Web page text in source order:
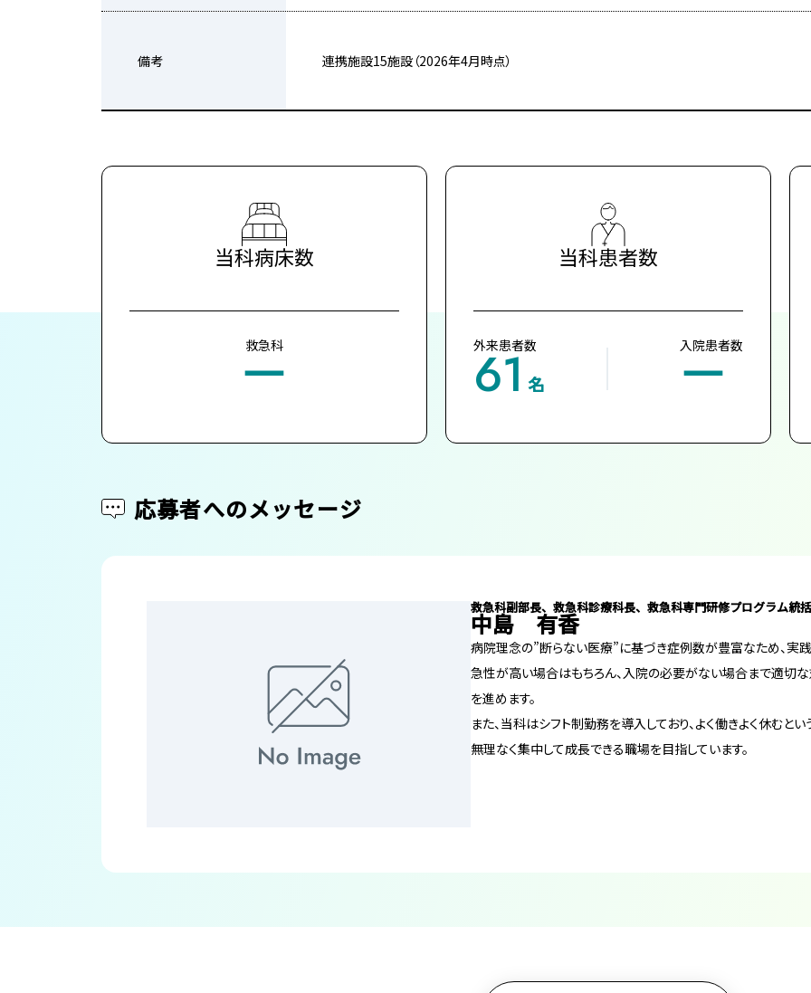
備考 連携施設15施設（2026年4月時点）
当科病床数
救急科
ー
当科患者数
外来患者数
61 名
入院患者数
ー
応募者へのメッセージ
救急科副部長、救急科診療科長、救急科専門研修プログラム統
中島 有香
病院理念の”断らない医療”に基づき症例数が豊富なため、実
急性が高い場合はもちろん、入院の必要がない場合まで適切
を進めます。
また、当科はシフト制勤務を導入しており、よく働きよく休むと
無理なく集中して成長できる職場を目指しています。